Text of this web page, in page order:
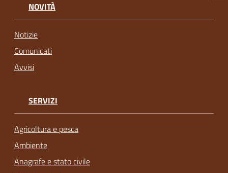
NOVITÀ
Notizie
Comunicati
Avvisi
SERVIZI
Agricoltura e pesca
Ambiente
Anagrafe e stato civile